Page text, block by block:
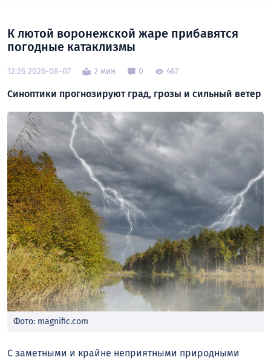
К лютой воронежской жаре прибавятся
погодные катаклизмы
12:26 2026-08-07 2 мин 0 467
Синоптики прогнозируют град, грозы и сильный ветер
Фото: magnific.com
С заметными и крайне неприятными природными